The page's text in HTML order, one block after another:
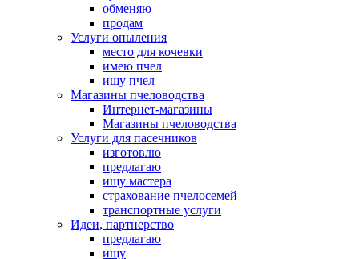
обменяю
продам
Услуги опыления
место для кочевки
имею пчел
ищу пчел
Магазины пчеловодства
Интернет-магазины
Магазины пчеловодства
Услуги для пасечников
изготовлю
предлагаю
ищу мастера
страхование пчелосемей
транспортные услуги
Идеи, партнерство
предлагаю
ищу